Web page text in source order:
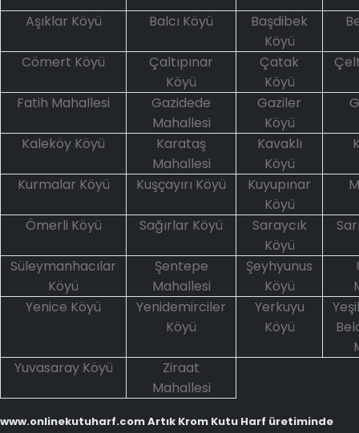
Aşıklar Köyü Balcı Köyü
Başdibek
Köyü
Cömert Köyü
Çaltıpınar
Köyü
Çatak
Köyü
Fatih Mahallesi
Gazidede
Mahallesi
Gaziler
Köyü
Kaleköy Köyü
Karataş
Mahallesi
Kavaklı
Köyü
Kurmalar Köyü Kuşçayırı Köyü
Kuyupınar
Köyü
Ömerli Köyü Sağırlar Köyü
Saraycık
Köyü
Süleymanhacılar
Köyü
Şentepe
Mahallesi
Şeyhyunus
Köyü
Yenice Köyü
Yenidemirciler
Köyü
Yerkuyu
Köyü
Yuvasaray Köyü
Ziraat
Mahallesi
www.onlinekutuharf.com Artık Krom Kutu Harf üretiminde